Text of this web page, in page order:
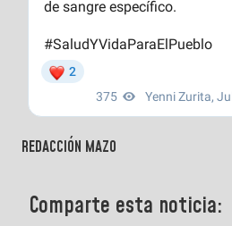
REDACCIÓN MAZO
Comparte esta noticia: